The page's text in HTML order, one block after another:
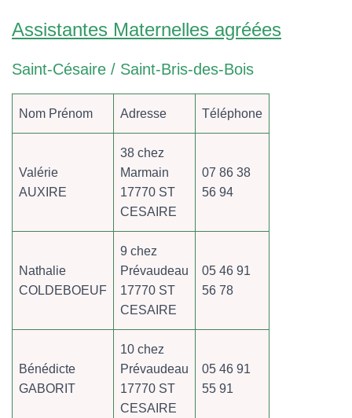
Assistantes Maternelles agréées
Saint-Césaire / Saint-Bris-des-Bois
Nom Prénom Adresse Téléphone
Valérie
AUXIRE
38 chez
Marmain
17770 ST
CESAIRE
07 86 38
56 94
Nathalie
COLDEBOEUF
9 chez
Prévaudeau
17770 ST
CESAIRE
05 46 91
56 78
Bénédicte
GABORIT
10 chez
Prévaudeau
17770 ST
CESAIRE
05 46 91
55 91